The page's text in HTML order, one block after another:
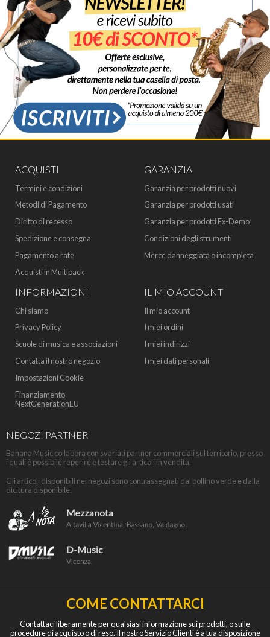
ACQUISTI
Termini e condizioni
Metodi di Pagamento
Diritto di recesso
Spedizione e consegna
Pagamento a rate
Acquisti in Multipack
GARANZIA
Garanzia per prodotti nuovi
Garanzia per prodotti usati
Garanzia per prodotti Ex-Demo
Condizioni degli strumenti
Merce danneggiata o incompleta
INFORMAZIONI
Chi siamo
Privacy Policy
Scuole di musica e associazioni
Contatta il nostro negozio
Impostazioni Cookie
Finanziamento
NextGenerationEU
IL MIO ACCOUNT
Il mio account
I miei ordini
I miei indirizzi
I miei dati personali
NEGOZI PARTNER
Banana Music collabora con svariati partner commerciali sul territorio, presso
i quali è possibile reperire e testare gli articoli in vendita.
Gli articoli disponibili nei negozi sono contrassegnati dal bollino verde e dalla
dicitura disponibile.
COME CONTATTARCI
Contattaci liberamente per qualsiasi informazione sui prodotti, o sulle
procedure di acquisto o di reso. Il nostro Servizio Clienti è a tua disposizione